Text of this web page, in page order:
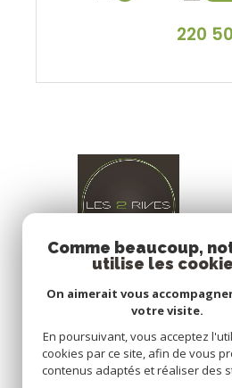
220
Comme beaucoup,
utilise les
On aimerait vous
votre visite.
En poursuivant, vous acceptez
cookies par ce site, afin de vous
contenus adaptés et réaliser des